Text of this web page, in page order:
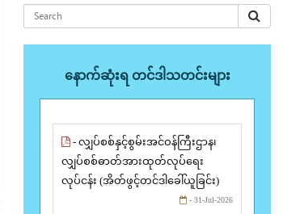
နောက်ဆုံးရ တင်ဒါသတင်းများ
- လျှပ်စစ်နှင့်စွမ်းအင်ဝန်ကြီးဌာန၊
လျှပ်စစ်ဓာတ်အားထုတ်လုပ်ရေး
လုပ်ငန်း (အိတ်ဖွင့်တင်ဒါခေါ်ယူခြင်း)
- 31-Jul-2026